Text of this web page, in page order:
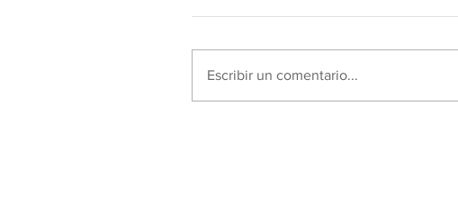
Escribir un comentario...